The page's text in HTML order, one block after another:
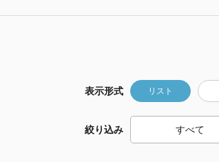
表示形式 リスト
絞り込み